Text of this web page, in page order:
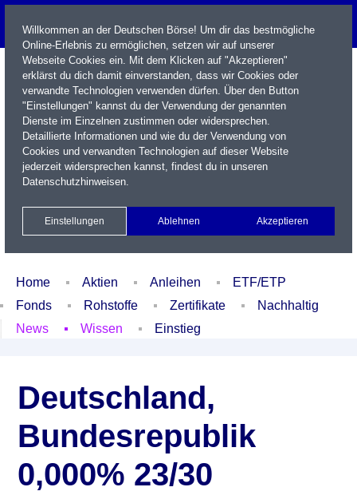
Name / WKN / ISIN / Kürzel
Xetra Realtime
Watchlist Portfolio Login
Home Aktien Anleihen
ETF/ETP
Fonds
Rohstoffe Zertifikate
Nachhaltig
News
Wissen Einstieg
Deutschland,
Bundesrepublik
0,000% 23/30
Willkommen an der Deutschen Börse! Um dir das bestmögliche
Online-Erlebnis zu ermöglichen, setzen wir auf unserer
Webseite Cookies ein. Mit dem Klicken auf "Akzeptieren"
erklärst du dich damit einverstanden, dass wir Cookies oder
verwandte Technologien verwenden dürfen. Über den Button
"Einstellungen" kannst du der Verwendung der genannten
Dienste im Einzelnen zustimmen oder widersprechen.
Detaillierte Informationen und wie du der Verwendung von
Cookies und verwandten Technologien auf dieser Website
jederzeit widersprechen kannst, findest du in unseren
Datenschutzhinweisen.
Einstellungen Ablehnen Akzeptieren